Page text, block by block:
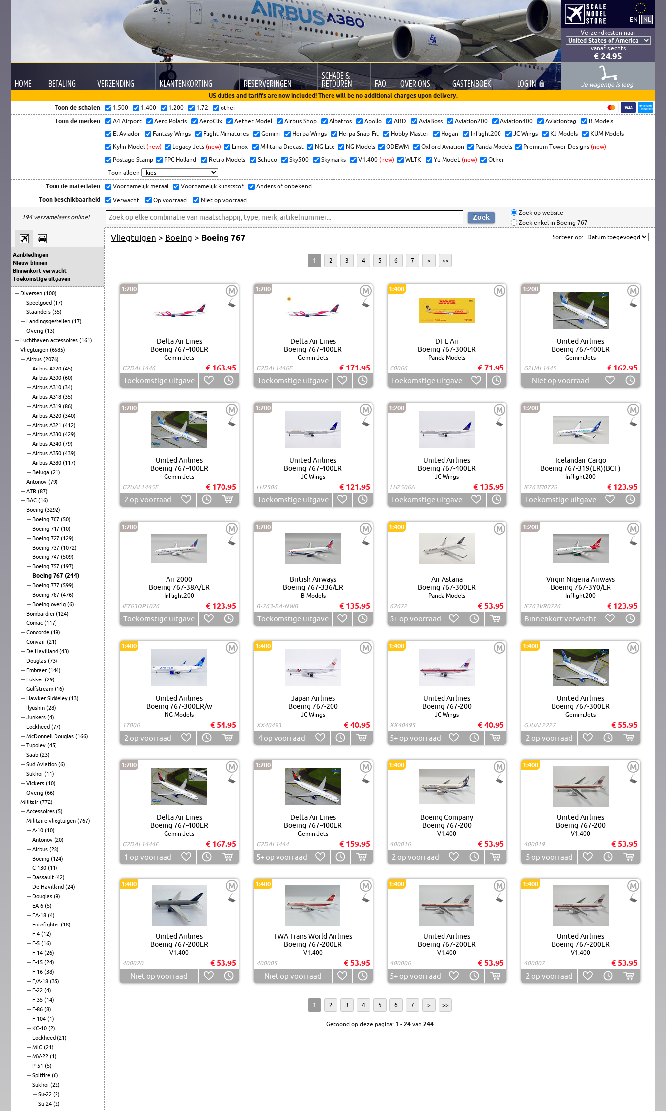
Verzendkosten naar
vanaf slechts
€ 24.95
HOME BETALING VERZENDING KLANTENKORTING RESERVERINGEN
SCHADE &
RETOUREN FAQ OVER ONS GASTENBOEK LOGIN
Je wagentje is leeg
US duties and tariffs are now included! There will be no additional charges upon delivery.
Toon de schalen
1:500 1:400 1:200 1:72 other
Toon de merken A4 Airport Aero Polaris AeroClix Aether Model Airbus Shop Albatros Apollo ARD AviaBoss Aviation200 Aviation400 Aviationtag
B Models
El Aviador
Fantasy Wings Flight Miniatures Gemini Herpa Wings Herpa Snap-Fit Hobby Master Hogan Inflight200 JC Wings KJ Models
KUM Models
Kylin Model (new) Legacy Jets (new) Limox Militaria Diecast NG Lite NG Models ODEWM Oxford Aviation Panda Models Premium Tower Designs (new)
Postage Stamp
PPC Holland Retro Models Schuco Sky500 Skymarks V1:400 (new) WLTK Yu ModeL (new)
Other
Toon alleen
Toon de materialen Voornamelijk metaal Voornamelijk kunststof Anders of onbekend
Toon beschikbaarheid Verwacht Op voorraad Niet op voorraad
194 verzamelaars online!
Zoek op website
Zoek enkel in Boeing 767
Aanbiedingen
Nieuw binnen
Binnenkort verwacht
Toekomstige uitgaven
Diversen (100)
Speelgoed (17)
Staanders (55)
Landingsgestellen (17)
Overig (13)
Luchthaven accessoires (161)
Vliegtuigen (6585)
Airbus (2076)
Airbus A220 (45)
Airbus A300 (60)
Airbus A310 (34)
Airbus A318 (35)
Airbus A319 (86)
Airbus A320 (340)
Airbus A321 (412)
Airbus A330 (429)
Airbus A340 (79)
Airbus A350 (439)
Airbus A380 (117)
Beluga (21)
Antonov (79)
ATR (87)
BAC (16)
Boeing (3292)
Boeing 707 (50)
Boeing 717 (10)
Boeing 727 (129)
Boeing 737 (1072)
Boeing 747 (509)
Boeing 757 (197)
Boeing 767 (244)
Boeing 777 (599)
Boeing 787 (476)
Boeing overig (6)
Bombardier (124)
Comac (117)
Concorde (19)
Convair (21)
De Havilland (43)
Douglas (73)
Embraer (144)
Fokker (29)
Gulfstream (16)
Hawker Siddeley(13)
Ilyushin (28)
Junkers (4)
Lockheed (77)
McDonnell Douglas (166)
Tupolev (45)
Saab (23)
Sud Aviation (6)
Sukhoi (11)
Vickers (10)
Overig (66)
Militair (772)
Accessoires (5)
Militaire vliegtuigen (767)
A-10 (10)
Antonov (20)
Airbus (28)
Boeing (124)
C-130 (11)
Dassault (42)
De Havilland (24)
Douglas (9)
EA-6 (5)
EA-18 (4)
Eurofighter (18)
F-4 (12)
F-5 (16)
F-14 (26)
F-15 (24)
F-16 (38)
F/A-18 (35)
F-22 (4)
F-35 (14)
F-86 (8)
F-104 (1)
KC-10 (2)
Lockheed (21)
MiG (21)
MV-22 (1)
P-51 (5)
Spitfire (6)
Sukhoi (22)
Su-22 (2)
Su-24 (2)
Vliegtuigen > Boeing > Boeing 767 Sorteer op:
1 2 3 4 5 6 7 > >>
1:200 M
Delta Air Lines
Boeing 767-400ER
GeminiJets
G2DAL1446
€ 163.95
Toekomstige uitgave
1:200 M
Delta Air Lines
Boeing 767-400ER
GeminiJets
G2DAL1446F
€ 171.95
Toekomstige uitgave
1:400 M
DHL Air
Boeing 767-300ER
Panda Models
C0066
€ 71.95
Toekomstige uitgave
1:200 M
United Airlines
Boeing 767-400ER
GeminiJets
G2UAL1445
€ 162.95
Niet op voorraad
1:200 M
United Airlines
Boeing 767-400ER
GeminiJets
G2UAL1445F
€ 170.95
2 op voorraad
1:200 M
United Airlines
Boeing 767-400ER
JC Wings
LH2506
€ 121.95
Toekomstige uitgave
1:200 M
United Airlines
Boeing 767-400ER
JC Wings
LH2506A
€ 135.95
Toekomstige uitgave
1:200 M
Icelandair Cargo
Boeing 767-319(ER)(BCF)
Inflight200
IF763FI0726
€ 123.95
Toekomstige uitgave
1:200 M
Air 2000
Boeing 767-38A/ER
Inflight200
IF763DP1026
€ 123.95
Toekomstige uitgave
1:200 M
British Airways
Boeing 767-336/ER
B Models
B-763-BA-NWB
€ 135.95
Toekomstige uitgave
1:400 M
Air Astana
Boeing 767-300ER
Panda Models
62672
€ 53.95
5+op voorraad
1:200 M
Virgin Nigeria Airways
Boeing 767-3Y0/ER
Inflight200
IF763VR0726
€ 123.95
Binnenkort verwacht
1:400 M
United Airlines
Boeing 767-300ER/w
NG Models
17006
€ 54.95
2 op voorraad
1:400 M
Japan Airlines
Boeing 767-200
JC Wings
XX40493
€ 40.95
4op voorraad
1:400 M
United Airlines
Boeing 767-200
JC Wings
XX40495
€ 40.95
5+op voorraad
1:400 M
United Airlines
Boeing 767-300ER
GeminiJets
GJUAL2227
€ 55.95
2 op voorraad
1:200 M
Delta Air Lines
Boeing 767-400ER
GeminiJets
G2DAL1444F
€ 167.95
1 op voorraad
1:200 M
Delta Air Lines
Boeing 767-400ER
GeminiJets
G2DAL1444
€ 159.95
5+op voorraad
1:400 M
Boeing Company
Boeing 767-200
V1:400
400016
€ 53.95
2 op voorraad
1:400 M
United Airlines
Boeing 767-200
V1:400
400019
€ 53.95
5op voorraad
1:400 M
United Airlines
Boeing 767-200ER
V1:400
400020
€ 53.95
Niet op voorraad
1:400 M
TWA Trans World Airlines
Boeing 767-200ER
V1:400
400005
€ 53.95
Niet op voorraad
1:400 M
United Airlines
Boeing 767-200ER
V1:400
400006
€ 53.95
5+op voorraad
1:400 M
United Airlines
Boeing 767-200ER
V1:400
400007
€ 53.95
2 op voorraad
1 2 3 4 5 6 7 > >>
Getoond op deze pagina: 1 - 24 van 244